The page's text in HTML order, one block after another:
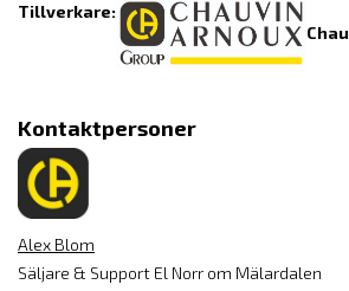
Tillverkare:
Kontaktpersoner
Alex Blom
Säljare & Support El Norr om Mälardalen